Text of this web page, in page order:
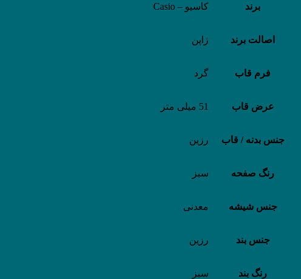
برند کاسیو – Casio
اصالت برند ژاپن
فرم قاب گرد
عرض قاب 51 میلی متر
جنس بدنه / قاب رزین
رنگ صفحه سبز
جنس شیشه معدنی
جنس بند رزین
رنگ بند سبز